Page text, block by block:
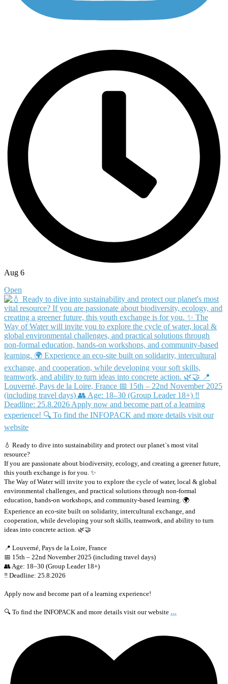
Aug 6
Open
💧 Ready to dive into sustainability and protect our planet`s most vital
resource?
If you are passionate about biodiversity, ecology, and creating a greener future,
this youth exchange is for you. ✨
The Way of Water will invite you to explore the cycle of water, local & global
environmental challenges, and practical solutions through non-formal
education, hands-on workshops, and community-based learning. 🌍
Experience an eco-site built on solidarity, intercultural exchange, and
cooperation, while developing your soft skills, teamwork, and ability to turn
ideas into concrete action. 🌿🤝
📍 Louverné, Pays de la Loire, France
📅 15th – 22nd November 2025 (including travel days)
👥 Age: 18–30 (Group Leader 18+)
‼️ Deadline: 25.8.2026
Apply now and become part of a learning experience!
🔍 To find the INFOPACK and more details visit our website ...